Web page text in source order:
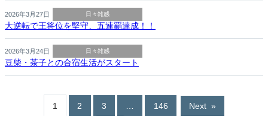
2026年3月27日 日々雑感
大逆転で王将位を堅守、五連覇達成！！
2026年3月24日 日々雑感
豆柴・茶子との合宿生活がスタート
1 2 3 146 Next »